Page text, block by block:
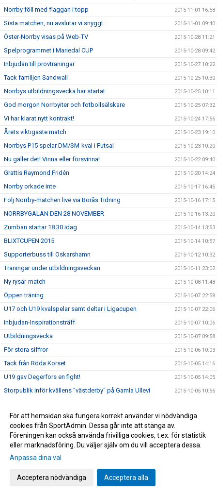
Norrby föll med flaggan i topp 2015-11-01 16:58
Sista matchen, nu avslutar vi snyggt 2015-11-01 09:40
Öster-Norrby visas på Web-TV 2015-10-28 11:21
Spelprogrammet i Mariedal CUP 2015-10-28 09:42
Inbjudan till provträningar 2015-10-27 10:22
Tack familjen Sandwall 2015-10-25 10:30
Norrbys utbildningsvecka har startat 2015-10-25 10:11
God morgon Norrbyiter och fotbollsälskare 2015-10-25 07:32
Vi har klarat nytt kontrakt! 2015-10-24 17:56
Årets viktigaste match 2015-10-23 19:10
Norrbys P15 spelar DM/SM-kval i Futsal 2015-10-23 10:20
Nu gäller det! Vinna eller försvinna! 2015-10-22 09:40
Grattis Raymond Fridén 2015-10-20 14:24
Norrby orkade inte 2015-10-17 16:45
Följ Norrby-matchen live via Borås Tidning 2015-10-16 17:15
NORRBYGALAN DEN 28 NOVEMBER 2015-10-16 13:20
Zumban startar 18.30 idag 2015-10-14 13:53
BLIXTCUPEN 2015 2015-10-14 10:57
Supporterbuss till Oskarshamn 2015-10-12 10:32
Träningar under utbildningsveckan 2015-10-11 23:02
Ny rysar-match 2015-10-08 11:48
Öppen träning 2015-10-07 22:58
U17 och U19 kvalspelar samt deltar i Ligacupen 2015-10-07 22:06
Inbjudan-Inspirationsträff 2015-10-07 10:06
Utbildningsvecka 2015-10-07 09:58
För stora siffror 2015-10-06 10:03
Tack från Röda Korset 2015-10-05 14:16
U19 gav Degerfors en fight! 2015-10-05 14:05
Storpublik inför kvällens "västderby" på Gamla Ullevi 2015-10-05 10:56
Idag spelar vi om pokalerna 2015-10-04 06:53
Information inför Borås Arena Ungdomscup 2015-09-30 14:13
Spelschema till Borås Arena Cup 2015-09-30 13:03
Karta över Borås Arena inför cupen
För att hemsidan ska fungera korrekt använder vi nödvändiga
cookies från SportAdmin. Dessa går inte att stänga av.
Föreningen kan också använda frivilliga cookies, t.ex. för statistik
eller marknadsföring. Du väljer själv om du vill acceptera dessa.
Anpassa dina val
Acceptera nödvändiga Acceptera alla